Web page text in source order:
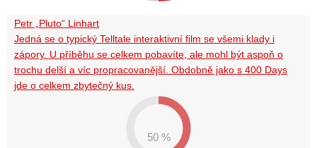
Petr „Pluto“ Linhart
Jedná se o typický Telltale interaktivní film se všemi klady i
zápory. U příběhu se celkem pobavíte, ale mohl být aspoň o
trochu delší a víc propracovanější. Obdobně jako s 400 Days
jde o celkem zbytečný kus.
50 %